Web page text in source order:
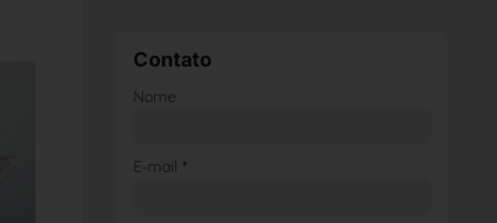
Contato
Nome
E-mail *